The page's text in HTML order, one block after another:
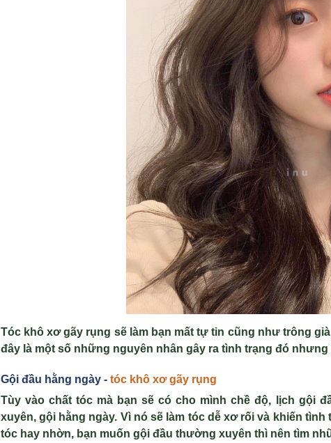
Tóc khô xơ gãy rụng sẽ làm bạn mất tự tin cũng như trông
đây là một số những nguyên nhân gây ra tình trạng đó
Gội đầu hằng ngày -tóc khô xơ gãy rụng
Tùy vào chất tóc mà bạn sẽ có cho mình chề độ, lịch gội
xuyên, gội hằng ngày. Vì nó sẽ làm tóc dễ xơ rối và khiến
tóc hay nhờn, bạn muốn gội đầu thường xuyên thì nên tìm